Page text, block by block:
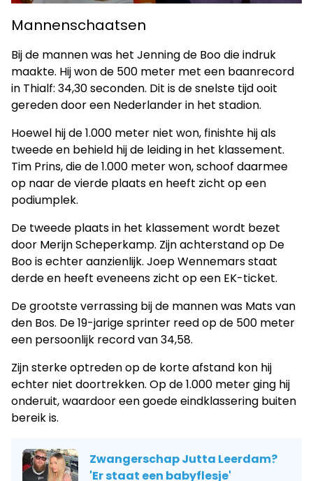
Mannenschaatsen
Bij de mannen was het Jenning de Boo die indruk
maakte. Hij won de 500 meter met een baanrecord
in Thialf: 34,30 seconden. Dit is de snelste tijd ooit
gereden door een Nederlander in het stadion.
Hoewel hij de 1.000 meter niet won, finishte hij als
tweede en behield hij de leiding in het klassement.
Tim Prins, die de 1.000 meter won, schoof daarmee
op naar de vierde plaats en heeft zicht op een
podiumplek.
De tweede plaats in het klassement wordt bezet
door Merijn Scheperkamp. Zijn achterstand op De
Boo is echter aanzienlijk. Joep Wennemars staat
derde en heeft eveneens zicht op een EK-ticket.
De grootste verrassing bij de mannen was Mats van
den Bos. De 19-jarige sprinter reed op de 500 meter
een persoonlijk record van 34,58.
Zijn sterke optreden op de korte afstand kon hij
echter niet doortrekken. Op de 1.000 meter ging hij
onderuit, waardoor een goede eindklassering buiten
bereik is.
Zwangerschap Jutta Leerdam?
'Er staat een babyflesje'